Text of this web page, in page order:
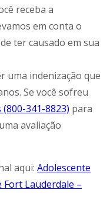
receba a
em conta o
ter causado em sua
uma indenização que
Se você sofreu
341-8823) para
avaliação
aqui: Adolescente
Lauderdale –